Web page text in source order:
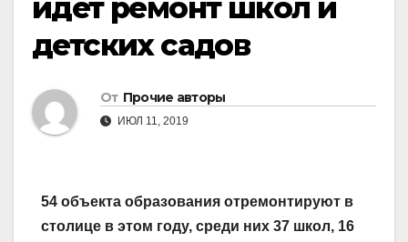
идет ремонт школ и
детских садов
От Прочие авторы
ИЮЛ 11, 2019
54 объекта образования отремонтируют в
столице в этом году, cреди них 37 школ, 16